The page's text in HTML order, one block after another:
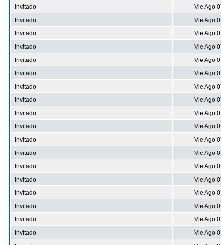
Invitado
Vie Ago
Invitado
Vie Ago
Invitado
Vie Ago
Invitado
Vie Ago
Invitado
Vie Ago
Invitado
Vie Ago
Invitado
Vie Ago
Invitado
Vie Ago
Invitado
Vie Ago
Invitado
Vie Ago
Invitado
Vie Ago
Invitado
Vie Ago
Invitado
Vie Ago
Invitado
Vie Ago
Invitado
Vie Ago
Invitado
Vie Ago
Invitado
Vie Ago
Invitado
Vie Ago